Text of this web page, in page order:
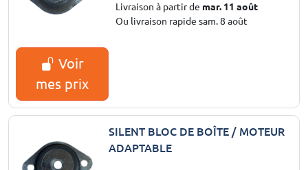
Livraison à partir de mar. 11 août
Ou livraison rapide sam. 8 août
Voir
mes prix
SILENT BLOC DE BOÎTE / MOTEUR
ADAPTABLE